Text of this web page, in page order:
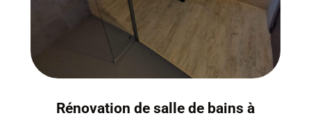
Rénovation de salle de bains à